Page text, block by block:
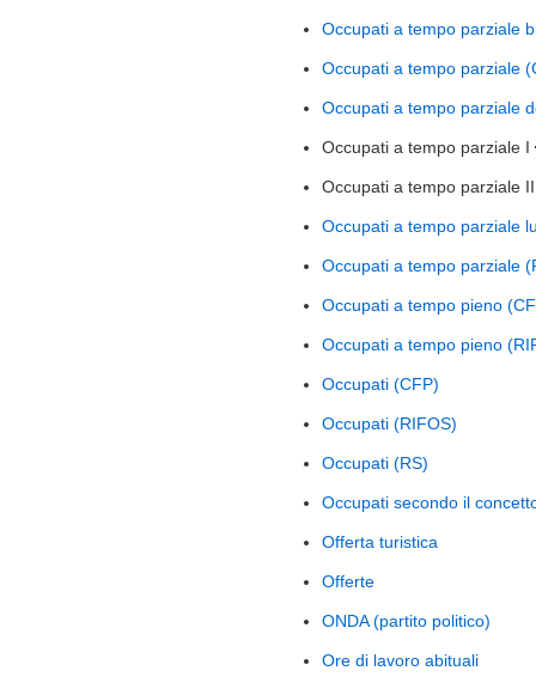
Occupati a tempo parziale
Occupati a tempo parziale
Occupati a tempo parziale
Occupati a tempo parziale I
Occupati a tempo parziale
Occupati a tempo parziale
Occupati a tempo parziale
Occupati a tempo pieno
Occupati a tempo pieno
Occupati (CFP)
Occupati (RIFOS)
Occupati (RS)
Occupati secondo il
Offerta turistica
Offerte
ONDA (partito politico)
Ore di lavoro abituali